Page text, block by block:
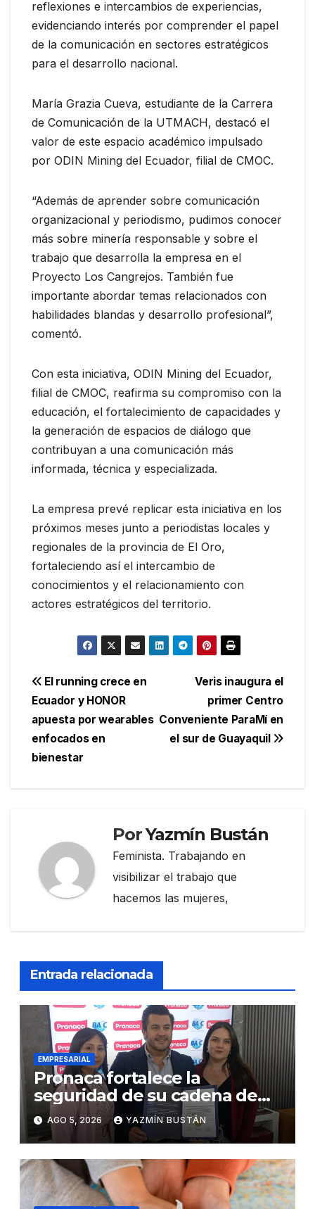
reflexiones e intercambios de experiencias,
evidenciando interés por comprender el papel
de la comunicación en sectores estratégicos
para el desarrollo nacional.
María Grazia Cueva, estudiante de la Carrera
de Comunicación de la UTMACH, destacó el
valor de este espacio académico impulsado
por ODIN Mining del Ecuador, filial de CMOC.
“Además de aprender sobre comunicación
organizacional y periodismo, pudimos conocer
más sobre minería responsable y sobre el
trabajo que desarrolla la empresa en el
Proyecto Los Cangrejos. También fue
importante abordar temas relacionados con
habilidades blandas y desarrollo profesional”,
comentó.
Con esta iniciativa, ODIN Mining del Ecuador,
filial de CMOC, reafirma su compromiso con la
educación, el fortalecimiento de capacidades y
la generación de espacios de diálogo que
contribuyan a una comunicación más
informada, técnica y especializada.
La empresa prevé replicar esta iniciativa en los
próximos meses junto a periodistas locales y
regionales de la provincia de El Oro,
fortaleciendo así el intercambio de
conocimientos y el relacionamiento con
actores estratégicos del territorio.
Navegación
de
entradas
Veris inaugura el
primer Centro
Conveniente ParaMí en
el sur de Guayaquil
El running crece en
Ecuador y HONOR
apuesta por wearables
enfocados en
bienestar
PorYazmín Bustán
Feminista. Trabajando en
visibilizar el trabajo que
hacemos las mujeres,
Entrada relacionada
EMPRESARIAL
Pronaca fortalece la
seguridad de su cadena de
suministro con certificación
BASC en dos plantas
AGO 5, 2026 YAZMÍN BUSTÁN